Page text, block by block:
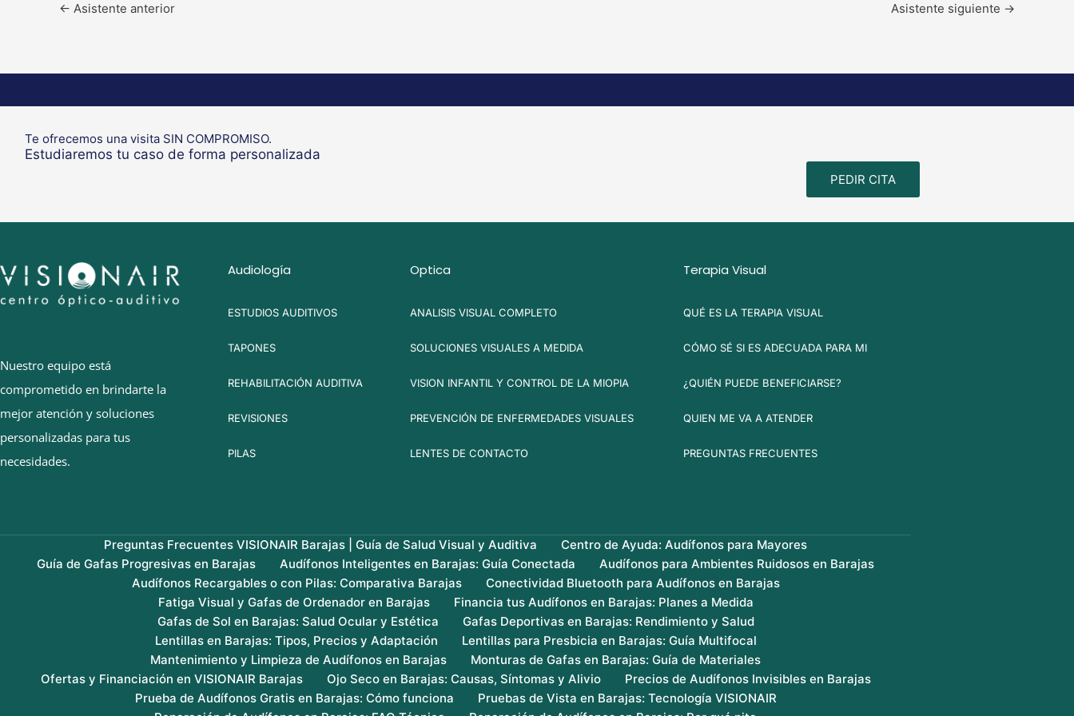
← Asistente anterior Asistente siguiente →
Te ofrecemos una visita SIN COMPROMISO.
Estudiaremos tu caso de forma personalizada
PEDIR CITA
Nuestro equipo está
comprometido en brindarte la
mejor atención y soluciones
personalizadas para tus
necesidades.
Audiología
ESTUDIOS AUDITIVOS
TAPONES
REHABILITACIÓN AUDITIVA
REVISIONES
PILAS
Optica
ANALISIS VISUAL COMPLETO
SOLUCIONES VISUALES A MEDIDA
VISION INFANTIL Y CONTROL DE LA MIOPIA
PREVENCIÓN DE ENFERMEDADES VISUALES
LENTES DE CONTACTO
Terapia Visual
QUÉ ES LA TERAPIA VISUAL
CÓMO SÉ SI ES ADECUADA PARA MI
¿QUIÉN PUEDE BENEFICIARSE?
QUIEN ME VA A ATENDER
PREGUNTAS FRECUENTES
Preguntas Frecuentes VISIONAIR Barajas | Guía de Salud Visual y Auditiva
Centro de Ayuda: Audífonos para Mayores
Guía de Gafas Progresivas en Barajas
Audífonos Inteligentes en Barajas: Guía Conectada
Audífonos para Ambientes Ruidosos en Barajas
Audífonos Recargables o con Pilas: Comparativa Barajas
Conectividad Bluetooth para Audífonos en Barajas
Fatiga Visual y Gafas de Ordenador en Barajas
Financia tus Audífonos en Barajas: Planes a Medida
Gafas de Sol en Barajas: Salud Ocular y Estética
Gafas Deportivas en Barajas: Rendimiento y Salud
Lentillas en Barajas: Tipos, Precios y Adaptación
Lentillas para Presbicia en Barajas: Guía Multifocal
Mantenimiento y Limpieza de Audífonos en Barajas
Monturas de Gafas en Barajas: Guía de Materiales
Ofertas y Financiación en VISIONAIR Barajas
Ojo Seco en Barajas: Causas, Síntomas y Alivio
Precios de Audífonos Invisibles en Barajas
Prueba de Audífonos Gratis en Barajas: Cómo funciona
Pruebas de Vista en Barajas: Tecnología VISIONAIR